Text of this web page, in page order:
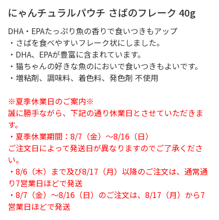
にゃんチュラルパウチ さばのフレーク 40g
DHA・EPAたっぷり魚の香りで食いつきもアップ
・さばを食べやすいフレーク状にしました。
・DHA、EPAが豊富に含まれています。
・猫ちゃんの好きな魚のにおいで食いつきもよいです。
・増粘剤、調味料、着色料、発色剤 不使用
※夏季休業日のご案内※
誠に勝手ながら、下記の通り休業日とさせていただきま
す。
・夏季休業期間：8/7（金）～8/16（日）
ご注文日によって発送日が異なりますのでご了承くださ
い。
・8/6（木）まで及び8/17（月）以降のご注文は、通常通
り7営業日ほどで発送
・8/7（金）～8/16（日）のご注文は、8/17（月）から7
営業日ほどで発送